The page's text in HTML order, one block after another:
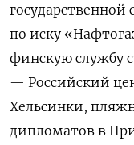
государственной
по иску
финскую службу
— Российский
Хельсинки,
дипломатов в